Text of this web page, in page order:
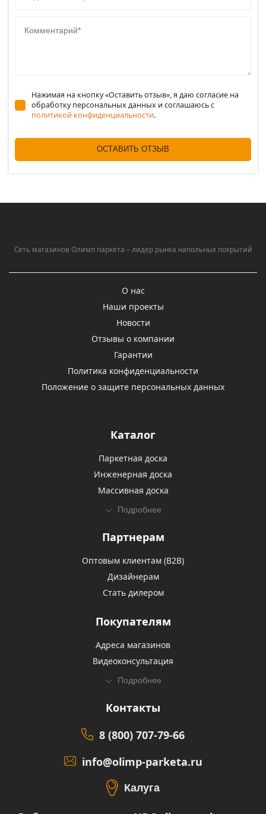
Нажимая на кнопку «Оставить отзыв», я даю согласие на
обработку персональных данных и соглашаюсь c
политикой конфиденциальности.
ОСТАВИТЬ ОТЗЫВ
Сеть магазинов Олимп паркета – лидер рынка напольных покрытий
О нас
Наши проекты
Новости
Отзывы о компании
Гарантии
Политика конфиденциальности
Положение о защите персональных данных
Каталог
Паркетная доска
Инженерная доска
Массивная доска
Подробнее
Партнерам
Оптовым клиентам (В2В)
Дизайнерам
Стать дилером
Покупателям
Адреса магазинов
Видеоконсультация
Подробнее
Контакты
8 (800) 707-79-66
info@olimp-parketa.ru
Калуга